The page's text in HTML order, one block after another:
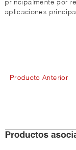
principalmente por
aplicaciones
Producto Anterior
Productos